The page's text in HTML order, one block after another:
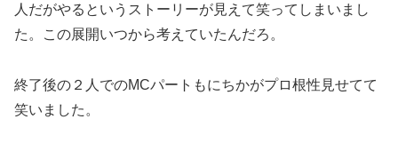
人だがやるというストーリーが見えて笑ってしまいまし
た。この展開いつから考えていたんだろ。
終了後の２人でのMCパートもにちかがプロ根性見せてて
笑いました。